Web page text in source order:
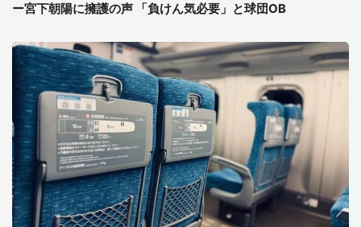
ー宮下朝陽に擁護の声 「負けん気必要」と球団OB